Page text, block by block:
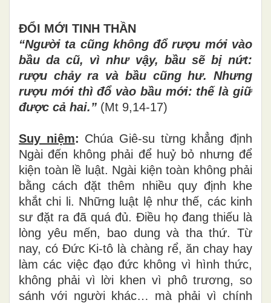
ĐỔI MỚI TINH THẦN
“Người ta cũng không đổ rượu mới vào
bầu da cũ, vì như vậy, bầu sẽ bị nứt:
rượu chảy ra và bầu cũng hư. Nhưng
rượu mới thì đổ vào bầu mới: thế là giữ
được cả hai.” (Mt 9,14-17)
Suy niệm: Chúa Giê-su từng khẳng định
Ngài đến không phải để huỷ bỏ nhưng để
kiện toàn lề luật. Ngài kiện toàn không phải
bằng cách đặt thêm nhiều quy định khe
khắt chi li. Những luật lệ như thế, các kinh
sư đặt ra đã quá đủ. Điều họ đang thiếu là
lòng yêu mến, bao dung và tha thứ. Từ
nay, có Đức Ki-tô là chàng rể, ăn chay hay
làm các việc đạo đức không vì hình thức,
không phải vì lời khen vì phô trương, so
sánh với người khác… mà phải vì chính